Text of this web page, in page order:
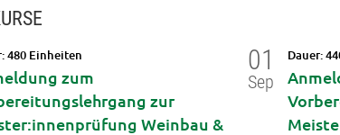
480 Einheiten
zum
zur
Weinbau &
01
Sep
Dauer: